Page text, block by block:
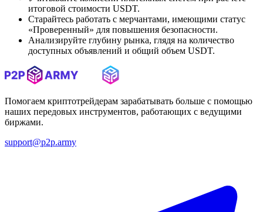
итоговой стоимости USDT.
Старайтесь работать с мерчантами, имеющими статус
«Проверенный» для повышения безопасности.
Анализируйте глубину рынка, глядя на количество
доступных объявлений и общий объем USDT.
Помогаем криптотрейдерам зарабатывать больше с помощью
наших передовых инструментов, работающих с ведущими
биржами.
support@p2p.army